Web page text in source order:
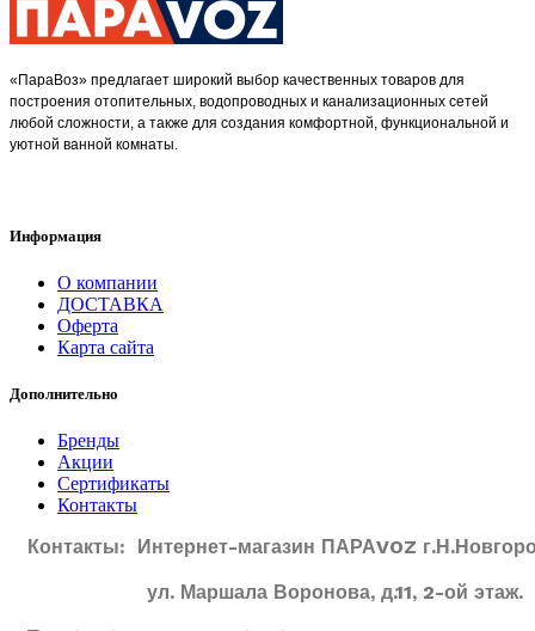
«ПараВоз» предлагает широкий выбор качественных товаров для
построения отопительных, водопроводных и канализационных сетей
любой сложности, а также для создания комфортной, функциональной и
уютной ванной комнаты.
Информация
О компании
ДОСТАВКА
Оферта
Карта сайта
Дополнительно
Бренды
Акции
Сертификаты
Контакты
Контакты: Интернет-магазин ПАРАVOZ
ул. Маршала Воронова, д.11, 2-ой этаж.